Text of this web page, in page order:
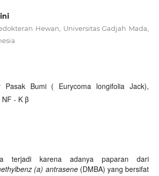
Hewan, Universitas Gadjah Mada,
Pasak Bumi ( Eurycoma longifolia Jack),
- K β
terjadi karena adanya paparan dari
(a) antrasene (DMBA) yang bersifat